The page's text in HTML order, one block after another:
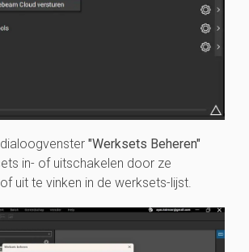
"Werksets Beheren"
in- of uitschakelen door ze
uit te vinken in de werksets-lijst.